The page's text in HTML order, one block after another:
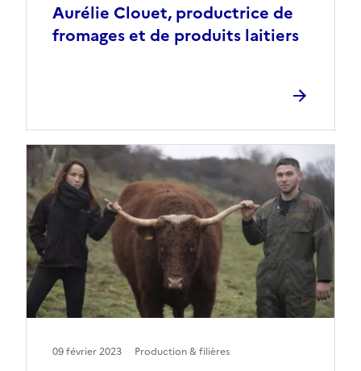
Aurélie Clouet, productrice de
fromages et de produits laitiers
09 février 2023 Production & filières